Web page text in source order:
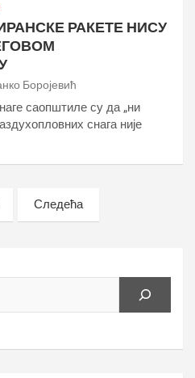
РАКЕТЕ НИСУ
Боројевић
саопштиле су да „ни
снага није
Следећа